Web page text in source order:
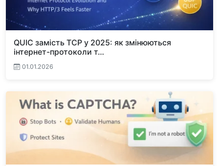
QUIC замість TCP у 2025: як змінюються
інтернет-протоколи т…
01.01.2026